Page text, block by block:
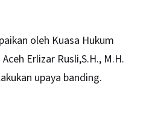
oleh Kuasa Hukum
Erlizar Rusli,S.H., M.H.
upaya banding.